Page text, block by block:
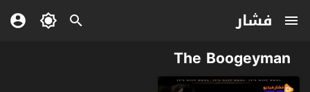
فشار
The Boogeyman